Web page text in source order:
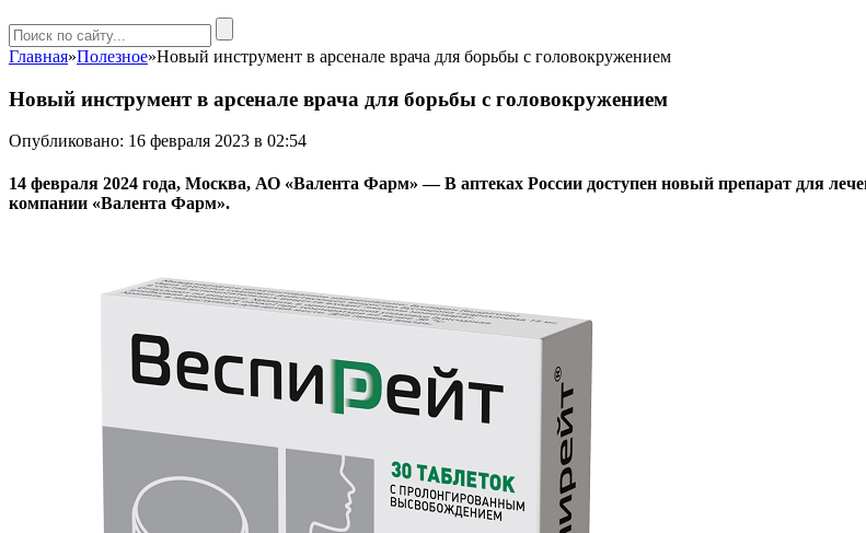
Главная»Полезное»Новый инструмент в арсенале врача для борьбы с головокружением
Новый инструмент в арсенале врача для борьбы с головокружением
Опубликовано: 16 февраля 2023 в 02:54
14 февраля 2024 года, Москва, АО «Валента Фарм» — В аптеках России доступен новый препарат для
компании «Валента Фарм».